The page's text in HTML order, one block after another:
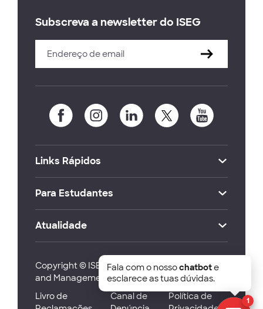
Subscreva a newsletter do ISEG
Links Rápidos
Para Estudantes
Atualidade
Copyright © ISEG Lisbon School of Economics
and Management 2026
Livro de
Canal de
Política de
1
Fala com o nossochatbote
esclarece as tuas dúvidas.